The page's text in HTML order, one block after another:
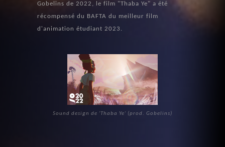
Gobelins de 2022, le film "Thaba Ye" a été
récompensé du BAFTA du meilleur film
d'animation étudiant 2023.
Sound design de 'Thaba Ye' (prod. Gobelins)